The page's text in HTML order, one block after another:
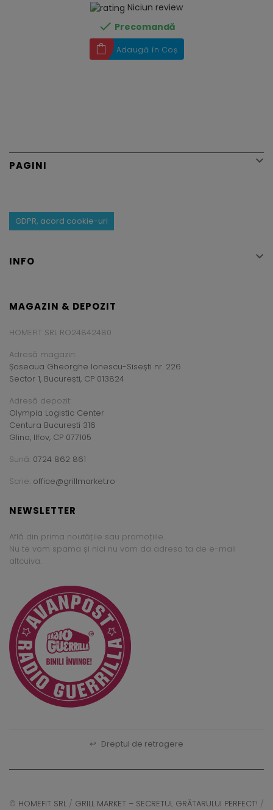
Niciun review
 Precomandă
Adaugă în Coș
PAGINI 
GDPR, acord cookie-uri
INFO 
MAGAZIN & DEPOZIT
HOMEFIT SRL RO24842480
Adresă magazin:
Șoseaua Gheorghe Ionescu-Sisești nr. 226
Sector 1, București, CP 013824
Adresă depozit:
Olympia Logistic Center
Centura București 316
Glina, Ilfov, CP 077105
Sună: 0724 862 861
Scrie: office@grillmarket.ro
NEWSLETTER
Află din prima noutățile sau promoțiile.
Nu te vom spama și nici nu vom da adresa ta de e-mail
altcuiva.
↩ Dreptul de retragere
© HOMEFIT SRL / GRILL MARKET – SECRETUL GRĂTARULUI PERFECT! /